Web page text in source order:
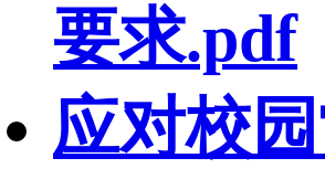
要求.pdf
应对校